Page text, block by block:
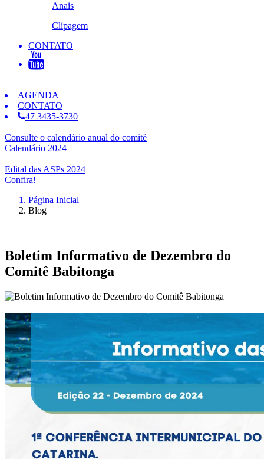
Anais
Clipagem
CONTATO
AGENDA
CONTATO
47 3435-3730
Consulte o calendário anual do comitê
Calendário 2024
Edital das ASPs 2024
Confira!
Página Inicial
Blog
Boletim Informativo de Dezembro do
Comitê Babitonga